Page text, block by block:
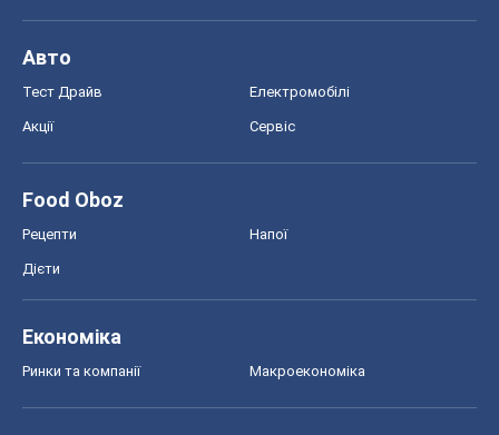
Авто
Тест Драйв Електромобілі
Акції Сервіс
Food Oboz
Рецепти Напої
Дієти
Економіка
Ринки та компанії Макроекономіка